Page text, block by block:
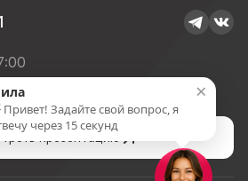
×
Привет! Задайте свой вопрос, я
через 15 секунд